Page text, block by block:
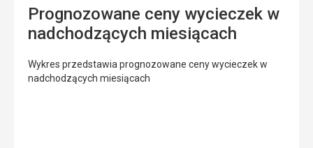
Prognozowane ceny wycieczek w
nadchodzących miesiącach
Wykres przedstawia prognozowane ceny wycieczek w
nadchodzących miesiącach